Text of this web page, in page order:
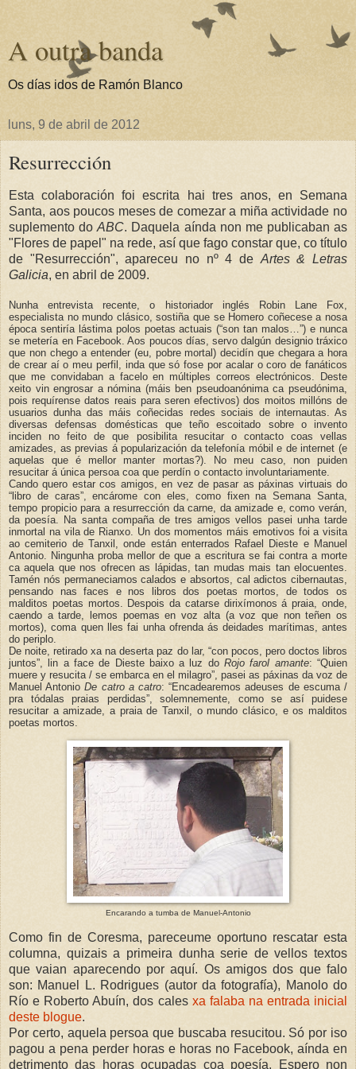
A outra banda
Os días idos de Ramón Blanco
luns, 9 de abril de 2012
Resurrección
Esta colaboración foi escrita hai tres anos, en Semana
Santa, aos poucos meses de comezar a miña actividade no
suplemento doABC. Daquela aínda non me publicaban as
"Flores de papel" na rede, así que fago constar que, co título
de "Resurrección", apareceu no nº 4 de Artes & Letras
Galicia, en abril de 2009.
Nunha entrevista recente, o historiador inglés Robin Lane Fox,
especialista no mundo clásico, sostiña que se Homero coñecese a nosa
época sentiría lástima polos poetas actuais (“son tan malos…”) e nunca
se metería en Facebook. Aos poucos días, servo dalgún designio tráxico
que non chego a entender (eu, pobre mortal) decidín que chegara a hora
de crear aí o meu perfil, inda que só fose por acalar o coro de fanáticos
que me convidaban a facelo en múltiples correos electrónicos. Deste
xeito vin engrosar a nómina (máis ben pseudoanónima ca pseudónima,
pois requírense datos reais para seren efectivos) dos moitos millóns de
usuarios dunha das máis coñecidas redes sociais de internautas. As
diversas defensas domésticas que teño escoitado sobre o invento
inciden no feito de que posibilita resucitar o contacto coas vellas
amizades, as previas á popularización da telefonía móbil e de internet (e
aquelas que é mellor manter mortas?). No meu caso, non puiden
resucitar á única persoa coa que perdín o contacto involuntariamente.
Cando quero estar cos amigos, en vez de pasar as páxinas virtuais do
“libro de caras”, encárome con eles, como fixen na Semana Santa,
tempo propicio para a resurrección da carne, da amizade e, como verán,
da poesía. Na santa compaña de tres amigos vellos pasei unha tarde
inmortal na vila de Rianxo. Un dos momentos máis emotivos foi a visita
ao cemiterio de Tanxil, onde están enterrados Rafael Dieste e Manuel
Antonio. Ningunha proba mellor de que a escritura se fai contra a morte
ca aquela que nos ofrecen as lápidas, tan mudas mais tan elocuentes.
Tamén nós permaneciamos calados e absortos, cal adictos cibernautas,
pensando nas faces e nos libros dos poetas mortos, de todos os
malditos poetas mortos. Despois da catarse dirixímonos á praia, onde,
caendo a tarde, lemos poemas en voz alta (a voz que non teñen os
mortos), coma quen lles fai unha ofrenda ás deidades marítimas, antes
do periplo.
De noite, retirado xa na deserta paz do lar, “con pocos, pero doctos libros
juntos”, lin a face de Dieste baixo a luz doRojo farol amante: “Quien
muere y resucita / se embarca en el milagro”, pasei as páxinas da voz de
Manuel AntonioDe catro a catro: “Encadearemos adeuses de escuma /
pra tódalas praias perdidas”, solemnemente, como se así puidese
resucitar a amizade, a praia de Tanxil, o mundo clásico, e os malditos
poetas mortos.
Encarando a tumba de Manuel-Antonio
Como fin de Coresma, pareceume oportuno rescatar esta
columna, quizais a primeira dunha serie de vellos textos
que vaian aparecendo por aquí. Os amigos dos que falo
son: Manuel L. Rodrigues (autor da fotografía), Manolo do
Río e Roberto Abuín, dos cales xa falaba na entrada inicial
deste blogue.
Por certo, aquela persoa que buscaba resucitou. Só por iso
pagou a pena perder horas e horas no Facebook, aínda en
detrimento das horas ocupadas coa poesía. Espero non